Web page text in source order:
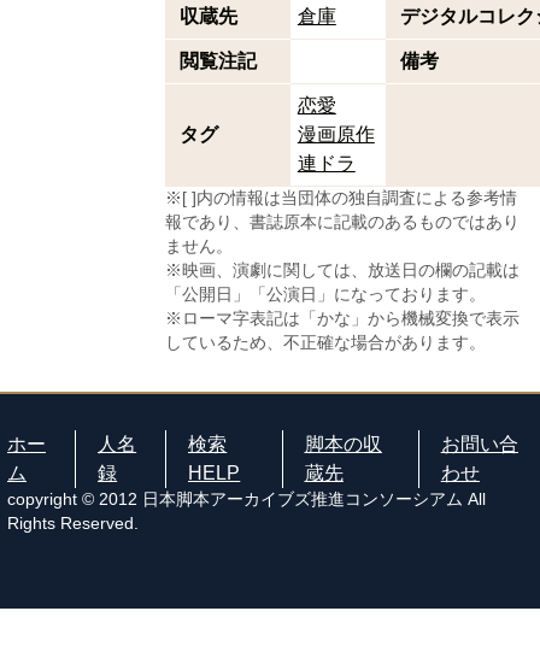
収蔵先 倉庫 デジタルコレク
閲覧注記 備考
タグ
恋愛
漫画原作
連ドラ
※[ ]内の情報は当団体の独自調査による参考情
報であり、書誌原本に記載のあるものではあり
ません。
※映画、演劇に関しては、放送日の欄の記載は
「公開日」「公演日」になっております。
※ローマ字表記は「かな」から機械変換で表示
しているため、不正確な場合があります。
ホー
ム
人名
録
検索
HELP
脚本の収
蔵先
お問い合
わせ
copyright © 2012 日本脚本アーカイブズ推進コンソーシアム All
Rights Reserved.